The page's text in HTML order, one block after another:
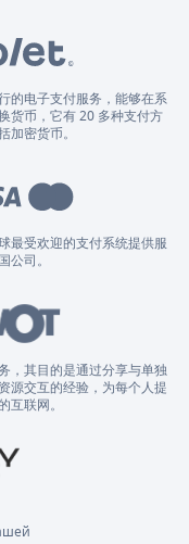
的电子支付服务，能够在系
货币，它有 20 多种支付方
加密货币。
最受欢迎的支付系统提供服
公司。
，其目的是通过分享与单独
源交互的经验，为每个人提
互联网。